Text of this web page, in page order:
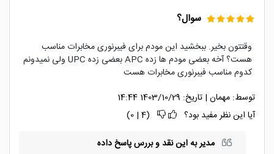
سوال؟
وقتتون بخیر. ببخشید این مودم برای فیبرنوری مخابرات مناسب
هست؟ آخه بعضی مودم ها زده APC بعضی زده UPC ولی نمیدونم
کدوم مناسب فیبرنوری مخابرات هست
توسط: مهمان | تاریخ: 1403/10/29 14:44
آیا این نظر مفید بود؟
(
4
|
0
)
مدیر به این نقد و بررس پاسخ داده